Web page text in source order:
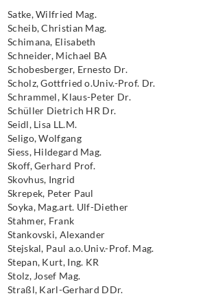
Satke, Wilfried Mag.
Scheib, Christian Mag.
Schimana, Elisabeth
Schneider, Michael BA
Schobesberger, Ernesto Dr.
Scholz, Gottfried o.Univ.-Prof. Dr.
Schrammel, Klaus-Peter Dr.
Schüller Dietrich HR Dr.
Seidl, Lisa LL.M.
Seligo, Wolfgang
Siess, Hildegard Mag.
Skoff, Gerhard Prof.
Skovhus, Ingrid
Skrepek, Peter Paul
Soyka, Mag.art. Ulf-Diether
Stahmer, Frank
Stankovski, Alexander
Stejskal, Paul a.o.Univ.-Prof. Mag.
Stepan, Kurt, Ing. KR
Stolz, Josef Mag.
Straßl, Karl-Gerhard DDr.